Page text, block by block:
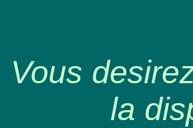
Vous
la